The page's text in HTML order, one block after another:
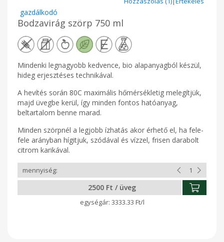
gazdálkodó
Bodzavirág szörp 750 ml
Mindenki legnagyobb kedvence, bio alapanyagból készül,
hideg erjesztéses technikával.
A hevítés során 80C maximális hőmérsékletig melegítjük,
majd üvegbe kerül, így minden fontos hatóanyag,
beltartalom benne marad.
Minden szörpnél a legjobb ízhatás akor érhető el, ha fele-
fele arányban hígitjuk, szódával és vízzel, frisen darabolt
citrom karikával.
2500 Ft / üveg
3333.33 Ft/l